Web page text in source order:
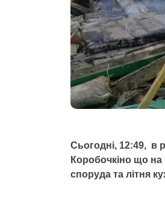
Сьогодні, 12:49, в
Коробочкіно що на
споруда та літня